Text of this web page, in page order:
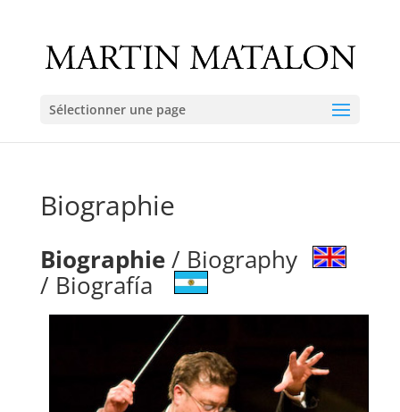
Sélectionner une page
Biographie
Biographie/ Biography
/ Biografía